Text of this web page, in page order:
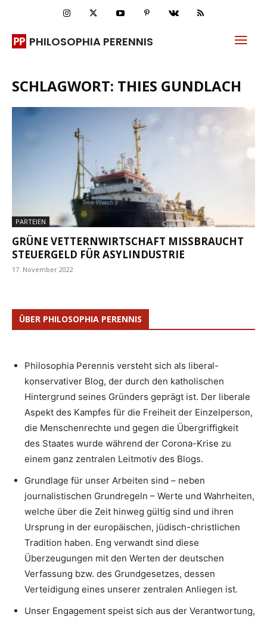
PHILOSOPHIA PERENNIS
SCHLAGWORT: THIES GUNDLACH
PARTEIEN
GRÜNE VETTERNWIRTSCHAFT MISSBRAUCHT
STEUERGELD FÜR ASYLINDUSTRIE
17. November 2022
ÜBER PHILOSOPHIA PERENNIS
Philosophia Perennis versteht sich als liberal-
konservativer Blog, der durch den katholischen
Hintergrund seines Gründers geprägt ist. Der liberale
Aspekt des Kampfes für die Freiheit der Einzelperson,
die Menschenrechte und gegen die Übergriffigkeit
des Staates wurde während der Corona-Krise zu
einem ganz zentralen Leitmotiv des Blogs.
Grundlage für unser Arbeiten sind – neben
journalistischen Grundregeln – Werte und Wahrheiten,
welche über die Zeit hinweg gültig sind und ihren
Ursprung in der europäischen, jüdisch-christlichen
Tradition haben. Eng verwandt sind diese
Überzeugungen mit den Werten der deutschen
Verfassung bzw. des Grundgesetzes, dessen
Verteidigung eines unserer zentralen Anliegen ist.
Unser Engagement speist sich aus der Verantwortung,